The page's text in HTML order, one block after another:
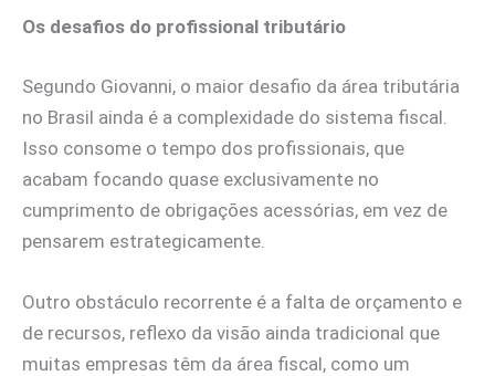
Os desafios do profissional tributário
Segundo Giovanni, o maior desafio da área tributária
no Brasil ainda é a complexidade do sistema fiscal.
Isso consome o tempo dos profissionais, que
acabam focando quase exclusivamente no
cumprimento de obrigações acessórias, em vez de
pensarem estrategicamente.
Outro obstáculo recorrente é a falta de orçamento e
de recursos, reflexo da visão ainda tradicional que
muitas empresas têm da área fiscal, como um